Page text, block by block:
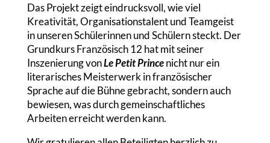
Das Projekt zeigt eindrucksvoll, wie viel
Kreativität, Organisationstalent und Teamgeist
in unseren Schülerinnen und Schülern steckt. Der
Grundkurs Französisch 12 hat mit seiner
Inszenierung vonLe Petit Princenicht nur ein
literarisches Meisterwerk in französischer
Sprache auf die Bühne gebracht, sondern auch
bewiesen, was durch gemeinschaftliches
Arbeiten erreicht werden kann.